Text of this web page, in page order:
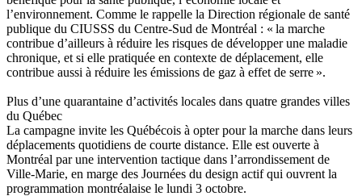
l’environnement. Comme le rappelle la Direction régionale de santé
publique du CIUSSS du Centre-Sud de Montréal : « la marche
contribue d’ailleurs à réduire les risques de développer une maladie
chronique, et si elle pratiquée en contexte de déplacement, elle
contribue aussi à réduire les émissions de gaz à effet de serre ».
Plus d’une quarantaine d’activités locales dans quatre grandes villes
du Québec
La campagne invite les Québécois à opter pour la marche dans leurs
déplacements quotidiens de courte distance. Elle est ouverte à
Montréal par une intervention tactique dans l’arrondissement de
Ville-Marie, en marge des Journées du design actif qui ouvrent la
programmation montréalaise le lundi 3 octobre.